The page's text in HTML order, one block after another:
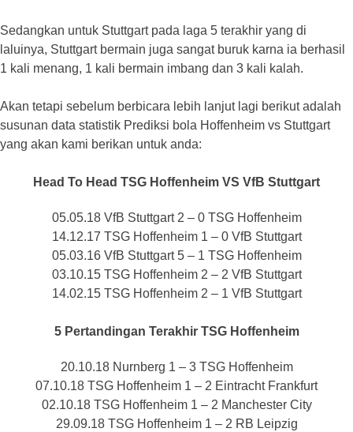
Sedangkan untuk Stuttgart pada laga 5 terakhir yang di
laluinya, Stuttgart bermain juga sangat buruk karna ia berhasil
1 kali menang, 1 kali bermain imbang dan 3 kali kalah.
Akan tetapi sebelum berbicara lebih lanjut lagi berikut adalah
susunan data statistik Prediksi bola Hoffenheim vs Stuttgart
yang akan kami berikan untuk anda:
Head To Head TSG Hoffenheim VS VfB Stuttgart
05.05.18 VfB Stuttgart 2 – 0 TSG Hoffenheim
14.12.17 TSG Hoffenheim 1 – 0 VfB Stuttgart
05.03.16 VfB Stuttgart 5 – 1 TSG Hoffenheim
03.10.15 TSG Hoffenheim 2 – 2 VfB Stuttgart
14.02.15 TSG Hoffenheim 2 – 1 VfB Stuttgart
5 Pertandingan Terakhir TSG Hoffenheim
20.10.18 Nurnberg 1 – 3 TSG Hoffenheim
07.10.18 TSG Hoffenheim 1 – 2 Eintracht Frankfurt
02.10.18 TSG Hoffenheim 1 – 2 Manchester City
29.09.18 TSG Hoffenheim 1 – 2 RB Leipzig